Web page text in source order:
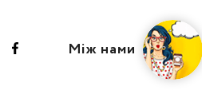
Між нами